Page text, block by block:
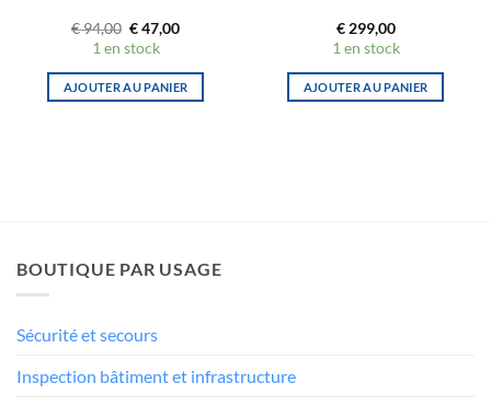
€94,00 Le
prix
initial
était :
€ 94,00.
€47,00Le
est :
€ 47,00.
1 en stock
AJOUTER AU PANIER
€299,00
1 en stock
AJOUTER AU PANIER
BOUTIQUE PAR USAGE
Sécurité et secours
Inspection bâtiment et infrastructure